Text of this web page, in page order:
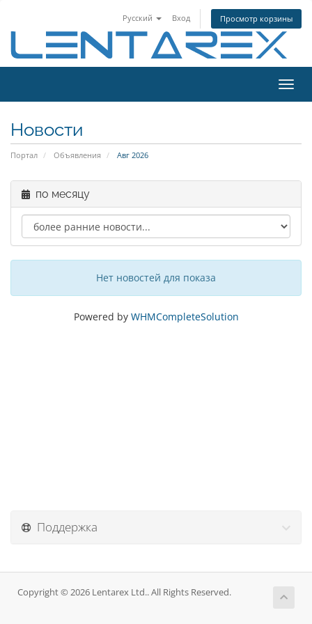
Русский Вход Просмотр корзины
Новости
Портал Объявления Авг 2026
по месяцу
Нет новостей для показа
Powered by WHMCompleteSolution
Поддержка
Copyright © 2026 Lentarex Ltd.. All Rights Reserved.